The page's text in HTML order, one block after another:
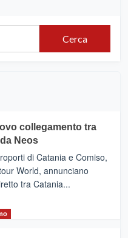
Cerca
collegamento tra
Neos
di Catania e Comiso,
World, annunciano
tra Catania...